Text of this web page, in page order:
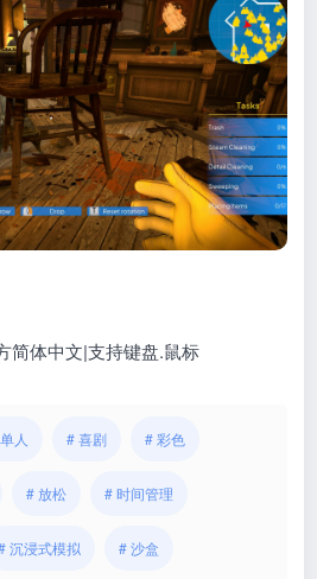
简体中文|支持键盘.鼠标
人 # 喜剧 # 彩色
# 放松 # 时间管理
沉浸式模拟 # 沙盒